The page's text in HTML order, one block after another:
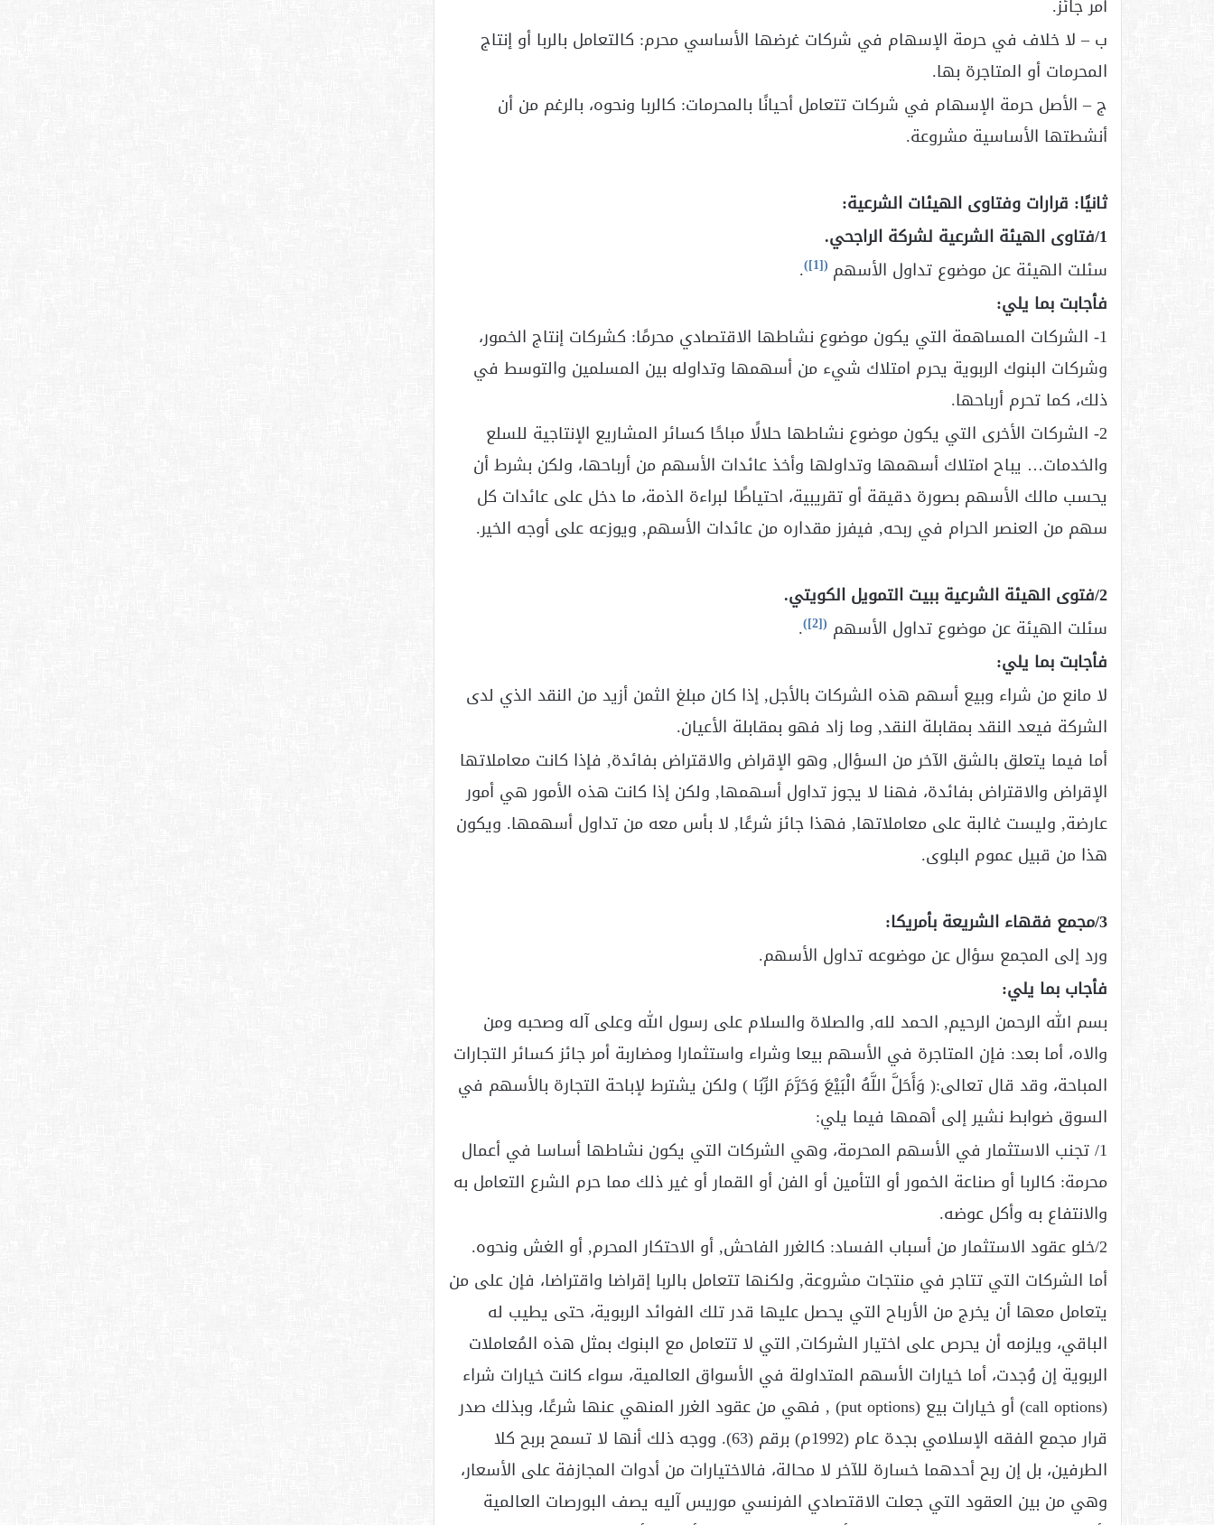
أمر جائز.
ب – لا خلاف في حرمة الإسهام في شركات غرضها الأساسي محرم: كالتعامل بالربا أو إنتاج
المحرمات أو المتاجرة بها.
ج – الأصل حرمة الإسهام في شركات تتعامل أحيانًا بالمحرمات: كالربا ونحوه، بالرغم من أن
أنشطتها الأساسية مشروعة.
ثانيًا: قرارات وفتاوى الهيئات الشرعية:
1/فتاوى الهيئة الشرعية لشركة الراجحي.
سئلت الهيئة عن موضوع تداول الأسهم (
[1]
)
.
فأجابت بما يلي:
1- الشركات المساهمة التي يكون موضوع نشاطها الاقتصادي محرمًا: كشركات إنتاج الخمور،
وشركات البنوك الربوية يحرم امتلاك شيء من أسهمها وتداوله بين المسلمين والتوسط في
ذلك، كما تحرم أرباحها.
2- الشركات الأخرى التي يكون موضوع نشاطها حلالًا مباحًا كسائر المشاريع الإنتاجية للسلع
والخدمات… يباح امتلاك أسهمها وتداولها وأخذ عائدات الأسهم من أرباحها، ولكن بشرط أن
يحسب مالك الأسهم بصورة دقيقة أو تقريبية، احتياطًا لبراءة الذمة، ما دخل على عائدات كل
سهم من العنصر الحرام في ربحه, فيفرز مقداره من عائدات الأسهم, ويوزعه على أوجه الخير.
2/فتوى الهيئة الشرعية ببيت التمويل الكويتي.
سئلت الهيئة عن موضوع تداول الأسهم (
[2]
)
.
فأجابت بما يلي:
لا مانع من شراء وبيع أسهم هذه الشركات بالأجل, إذا كان مبلغ الثمن أزيد من النقد الذي لدى
الشركة فيعد النقد بمقابلة النقد, وما زاد فهو بمقابلة الأعيان.
أما فيما يتعلق بالشق الآخر من السؤال, وهو الإقراض والاقتراض بفائدة, فإذا كانت معاملاتها
الإقراض والاقتراض بفائدة، فهنا لا يجوز تداول أسهمها, ولكن إذا كانت هذه الأمور هي أمور
عارضة, وليست غالبة على معاملاتها, فهذا جائز شرعًا, لا بأس معه من تداول أسهمها. ويكون
هذا من قبيل عموم البلوى.
3/مجمع فقهاء الشريعة بأمريكا:
ورد إلى المجمع سؤال عن موضوعه تداول الأسهم.
فأجاب بما يلي:
بسم الله الرحمن الرحيم, الحمد لله, والصلاة والسلام على رسول الله وعلى آله وصحبه ومن
والاه، أما بعد: فإن المتاجرة في الأسهم بيعا وشراء واستثمارا ومضاربة أمر جائز كسائر التجارات
المباحة، وقد قال تعالى:( وَأَحَلَّ اللَّهُ الْبَيْعَ وَحَرَّمَ الرِّبَا ) ولكن يشترط لإباحة التجارة بالأسهم في
السوق ضوابط نشير إلى أهمها فيما يلي:
1/ تجنب الاستثمار في الأسهم المحرمة، وهي الشركات التي يكون نشاطها أساسا في أعمال
محرمة: كالربا أو صناعة الخمور أو التأمين أو الفن أو القمار أو غير ذلك مما حرم الشرع التعامل به
والانتفاع به وأكل عوضه.
2/خلو عقود الاستثمار من أسباب الفساد: كالغرر الفاحش, أو الاحتكار المحرم, أو الغش ونحوه.
أما الشركات التي تتاجر في منتجات مشروعة, ولكنها تتعامل بالربا إقراضا واقتراضا، فإن على من
يتعامل معها أن يخرج من الأرباح التي يحصل عليها قدر تلك الفوائد الربوية، حتى يطيب له
الباقي، ويلزمه أن يحرص على اختيار الشركات, التي لا تتعامل مع البنوك بمثل هذه المُعاملات
الربوية إن وُجدت، أما خيارات الأسهم المتداولة في الأسواق العالمية، سواء كانت خيارات شراء
(call options) أو خيارات بيع (put options) , فهي من عقود الغرر المنهي عنها شرعًا، وبذلك صدر
قرار مجمع الفقه الإسلامي بجدة عام (1992م) برقم (63). ووجه ذلك أنها لا تسمح بربح كلا
الطرفين، بل إن ربح أحدهما خسارة للآخر لا محالة، فالاختيارات من أدوات المجازفة على الأسعار،
وهي من بين العقود التي جعلت الاقتصادي الفرنسي موريس آليه يصف البورصات العالمية